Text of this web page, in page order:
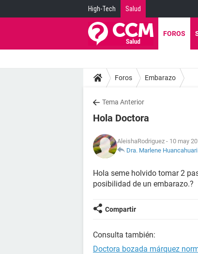
High-Tech Salud
FOROS
Foros Embarazo
Tema Anterior
Hola Doctora
AleishaRodriguez - 10 may
Dra. Marlene Huancahuari
Hola seme holvido tomar 2
posibilidad de un embarazo.?
Compartir
Consulta también:
Doctora bozada márquez